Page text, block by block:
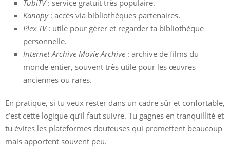
TubiTV: service gratuit très populaire.
Kanopy: accès via bibliothèques partenaires.
Plex TV: utile pour gérer et regarder ta bibliothèque
personnelle.
Internet Archive Movie Archive : archive de films du
monde entier, souvent très utile pour les œuvres
anciennes ou rares.
En pratique, si tu veux rester dans un cadre sûr et confortable,
c’est cette logique qu’il faut suivre. Tu gagnes en tranquillité et
tu évites les plateformes douteuses qui promettent beaucoup
mais apportent souvent peu.